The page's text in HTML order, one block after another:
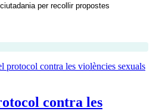
per recollir propostes
contra les